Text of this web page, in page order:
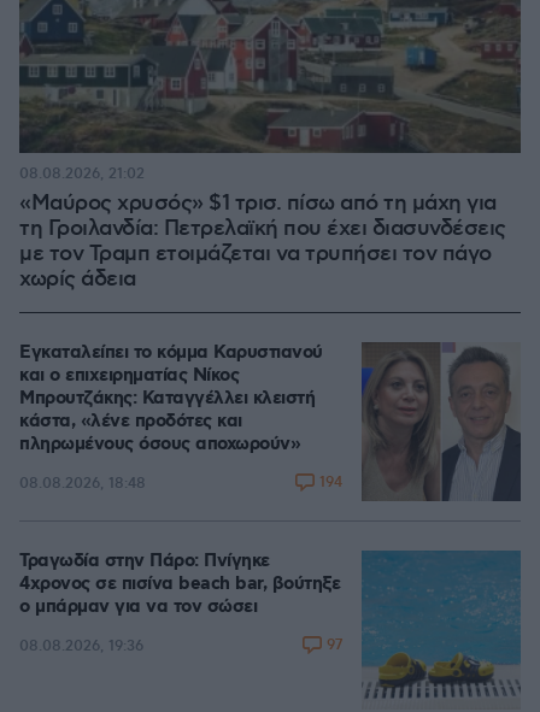
«Μαύρος χρυσός» $1 τρισ. πίσω από τη μάχη για
τη Γροιλανδία: Πετρελαϊκή που έχει διασυνδέσεις
με τον Τραμπ ετοιμάζεται να τρυπήσει τον πάγο
χωρίς άδεια
08.08.2026, 21:02
Εγκαταλείπει το κόμμα Καρυστιανού
και ο επιχειρηματίας Νίκος
Μπρουτζάκης: Καταγγέλλει κλειστή
κάστα, «λένε προδότες και
πληρωμένους όσους αποχωρούν»
08.08.2026, 18:48 194
Τραγωδία στην Πάρο: Πνίγηκε
4χρονος σε πισίνα beach bar, βούτηξε
ο μπάρμαν για να τον σώσει
08.08.2026, 19:36 97